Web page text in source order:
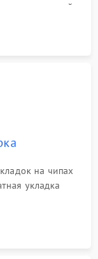
на скоростной
на чипах
укладка
матрицы и
корпуса